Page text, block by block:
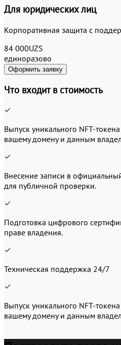
Для юридических лиц
Корпоративная защита с
84 000UZS
единоразово
Оформить заявку
Что входит в стоимость
Выпуск уникального NFT-токена
вашему домену и данным
Внесение записи в
для публичной проверки.
Подготовка цифрового
праве владения.
Техническая поддержка 24/7
Выпуск уникального NFT-токена
вашему домену и данным